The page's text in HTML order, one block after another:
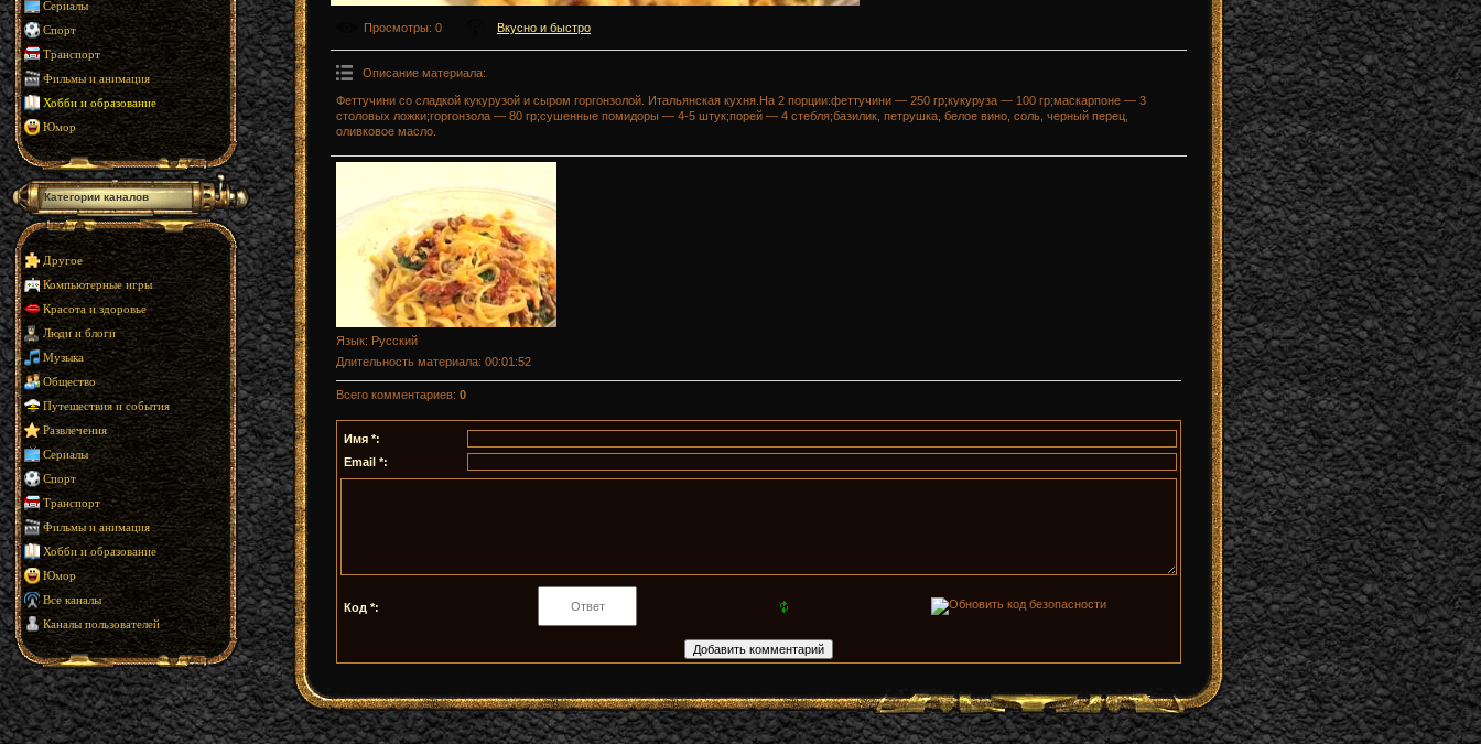
Сериалы
Спорт
Транспорт
Фильмы и анимация
Хобби и образование
Юмор
Категории каналов
Другое
Компьютерные игры
Красота и здоровье
Люди и блоги
Музыка
Общество
Путешествия и события
Развлечения
Сериалы
Спорт
Транспорт
Фильмы и анимация
Хобби и образование
Юмор
Все каналы
Каналы пользователей
Просмотры: 0 Вкусно и быстро
Описание материала:
Феттучини со сладкой кукурузой и сыром горгонзолой. Итальянская кухня.На 2 порции:феттучини — 250 гр;кукуруза — 100 гр;маскарпоне — 3
столовых ложки;горгонзола — 80 гр;сушенные помидоры — 4-5 штук;порей — 4 стебля;базилик, петрушка, белое вино, соль, черный перец,
оливковое масло.
Язык: Русский
Длительность материала: 00:01:52
Всего комментариев: 0
Имя *:
Email *:
Код *: